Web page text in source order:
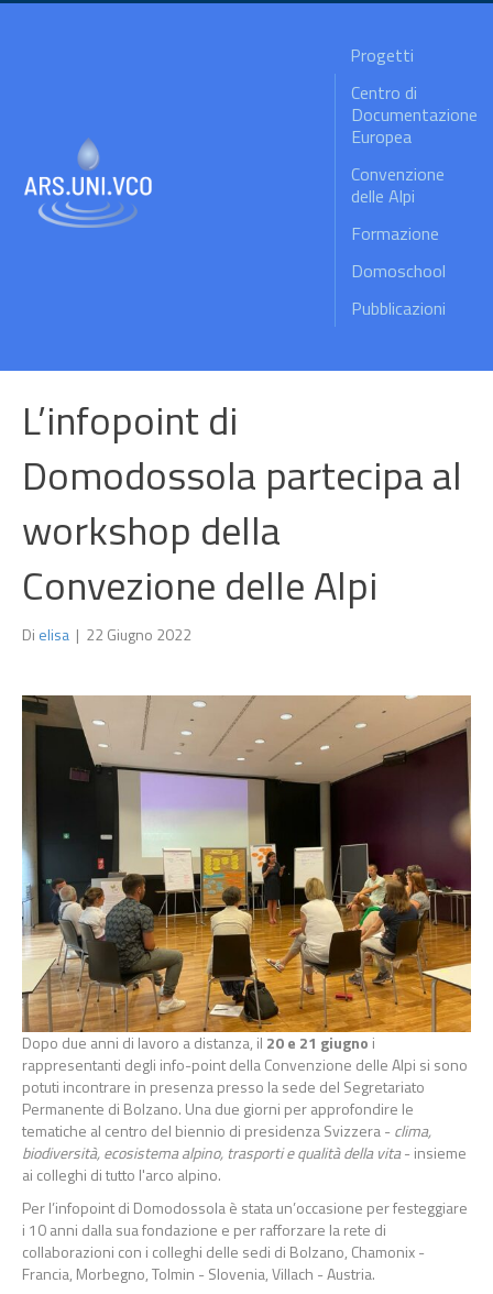
Progetti
Centro di
Documentazione
Europea
Convenzione
delle Alpi
Formazione
Domoschool
Pubblicazioni
L’infopoint di
Domodossola partecipa al
workshop della
Convezione delle Alpi
Di elisa | 22 Giugno 2022
Dopo due anni di lavoro a distanza, il 20 e 21 giugno i
rappresentanti degli info-point della Convenzione delle Alpi si sono
potuti incontrare in presenza presso la sede del Segretariato
Permanente di Bolzano. Una due giorni per approfondire le
tematiche al centro del biennio di presidenza Svizzera - clima,
biodiversità, ecosistema alpino, trasporti e qualità della vita- insieme
ai colleghi di tutto l'arco alpino.
Per l’infopoint di Domodossola è stata un’occasione per festeggiare
i 10 anni dalla sua fondazione e per rafforzare la rete di
collaborazioni con i colleghi delle sedi di Bolzano, Chamonix -
Francia, Morbegno, Tolmin - Slovenia, Villach - Austria.